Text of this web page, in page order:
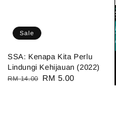
Sale
SSA: Kenapa Kita Perlu
Lindungi Kehijauan (2022)
Regular
RM 14.00
Sale
RM 5.00